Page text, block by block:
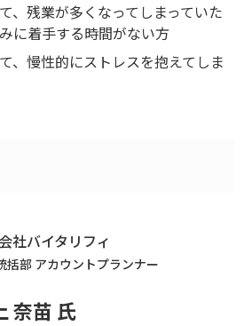
、残業が多くなってしまっていた
に着手する時間がない方
、慢性的にストレスを抱えてしま
社バイタリフィ
括部 アカウントプランナー
奈苗 氏